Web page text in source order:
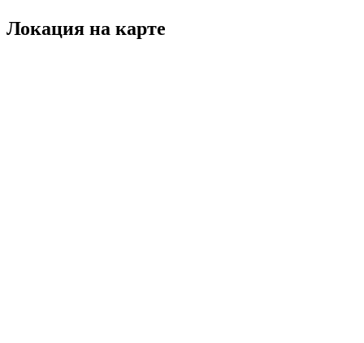
Локация на карте